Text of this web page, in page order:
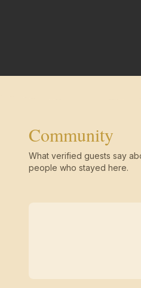
Community
What verified guests say
people who stayed here.